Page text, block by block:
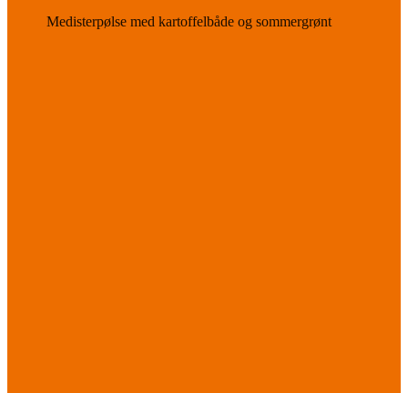
Medisterpølse med kartoffelbåde og sommergrønt